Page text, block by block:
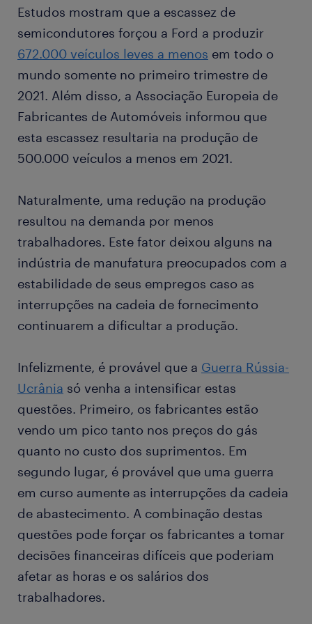
Estudos mostram que a escassez de
semicondutores forçou a Ford a produzir
672.000 veículos leves a menos em todo o
mundo somente no primeiro trimestre de
2021. Além disso, a Associação Europeia de
Fabricantes de Automóveis informou que
esta escassez resultaria na produção de
500.000 veículos a menos em 2021.
Naturalmente, uma redução na produção
resultou na demanda por menos
trabalhadores. Este fator deixou alguns na
indústria de manufatura preocupados com a
estabilidade de seus empregos caso as
interrupções na cadeia de fornecimento
continuarem a dificultar a produção.
Infelizmente, é provável que a Guerra Rússia-
Ucrânia só venha a intensificar estas
questões. Primeiro, os fabricantes estão
vendo um pico tanto nos preços do gás
quanto no custo dos suprimentos. Em
segundo lugar, é provável que uma guerra
em curso aumente as interrupções da cadeia
de abastecimento. A combinação destas
questões pode forçar os fabricantes a tomar
decisões financeiras difíceis que poderiam
afetar as horas e os salários dos
trabalhadores.